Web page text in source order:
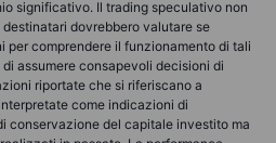
significativo. Il trading speculativo non
dovrebbero valutare se
per comprendere il funzionamento di tali
assumere consapevoli decisioni di
riportate che si riferiscano a
come indicazioni di
conservazione del capitale investito ma